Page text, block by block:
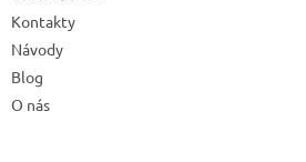
Kontakty
Návody
Blog
O nás